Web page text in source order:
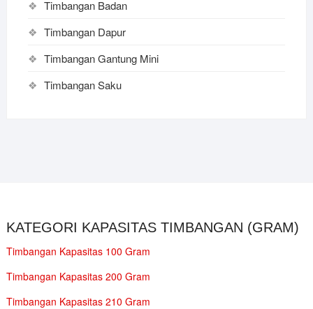
Timbangan Badan
Timbangan Dapur
Timbangan Gantung Mini
Timbangan Saku
KATEGORI KAPASITAS TIMBANGAN (GRAM)
Timbangan Kapasitas 100 Gram
Timbangan Kapasitas 200 Gram
Timbangan Kapasitas 210 Gram